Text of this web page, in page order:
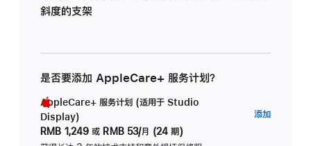
斜度的支架
是否要添加 AppleCare+ 服务计划？
AppleCare+ 服务计划 (适用于 Studio
Display)
RMB 1,249 或 RMB 53/月 (24 期)
添加